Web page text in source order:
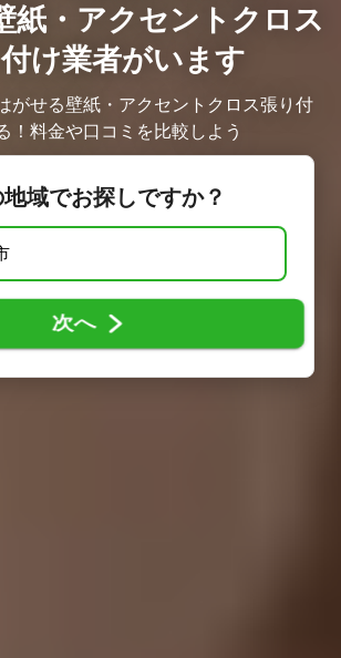
紙・アクセントクロス
け業者がいます
がせる壁紙・アクセントクロス張り付
！料金や口コミを比較しよう
地域でお探しですか？
次へ